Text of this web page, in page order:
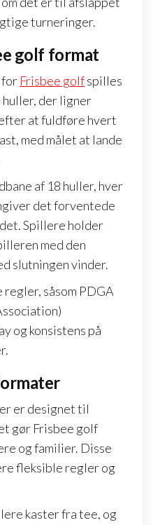
turneringer.
golf format
Frisbee golfspilles
huller, der ligner
at fuldføre hvert
med målet at lande
af 18 huller, hver
det forventede
Spillere holder
med den
slutningen vinder.
såsom PDGA
og konsistens på
er designet til
gør Frisbee golf
og familier. Disse
fleksible regler og
kaster fra tee, og